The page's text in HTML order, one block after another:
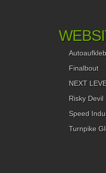
Finalbout
NEXT
Risky Devil
Speed
Turnpike